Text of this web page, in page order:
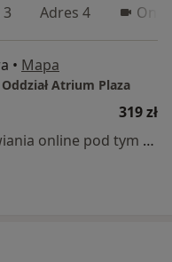
Adres 4
• Mapa
Atrium Plaza
319 zł
Specjalista nie oferuje umawiania online pod tym adresem.